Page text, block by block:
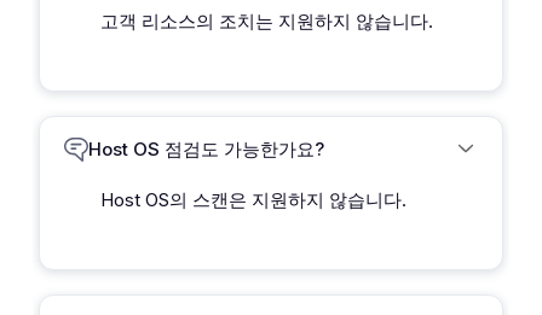
고객 리소스의 조치는 지원하지 않습니다.
Host OS 점검도 가능한가요?
Host OS의 스캔은 지원하지 않습니다.